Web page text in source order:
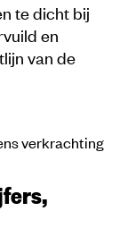
te dicht bij
en
van de
verkrachting